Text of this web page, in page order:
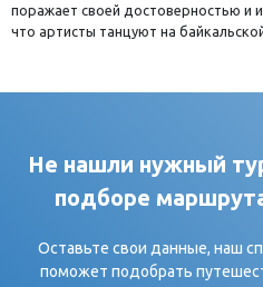
поражает своей достоверностью и
что артисты танцуют на
Не нашли нужный
подборе
Оставьте свои данные, наш
поможет подобрать